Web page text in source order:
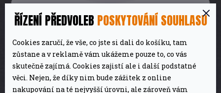
ŘÍZENÍ PŘEDVOLEB POSKYTOVÁNÍ SOUHLASU
Cookies zaručí, že vše, co jste si dali do košíku, tam
zůstane a v reklamě vám ukážeme pouze to, co vás
skutečně zajímá. Cookies zajistí ale i další podstatné
věci. Nejen, že díky nim bude zážitek z online
nakupování na té nejvyšší úrovni, ale zároveň vám
Mořská vločková sůl 600g Falksalt
Skladem 329 Kč
DETAIL